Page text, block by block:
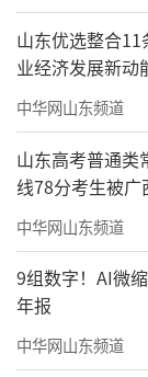
山东优选整合
业经济发展新动
中华网山东频道
山东高考普通类
线78分考生被
中华网山东频道
9组数字！AI微
年报
中华网山东频道